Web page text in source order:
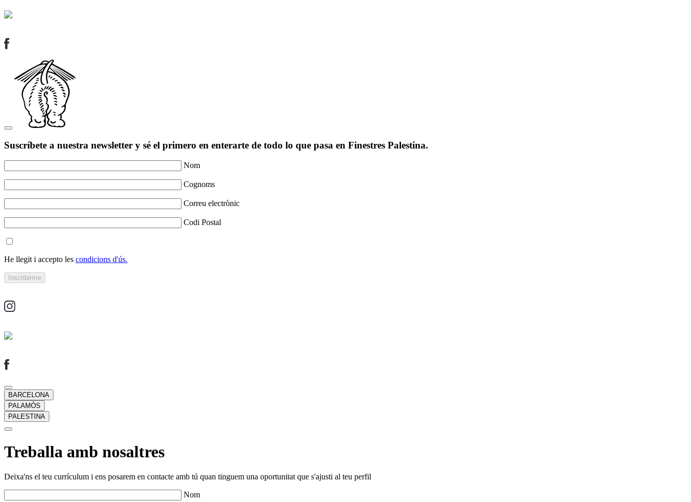
Suscríbete a nuestra newsletter y sé el primero en enterarte de todo lo que pasa en Finestres Palestina.
Nom
Cognoms
Correu electrònic
Codi Postal
He llegit i accepto les condicions d'ús.
BARCELONA
PALAMÓS
PALESTINA
Treballa amb nosaltres
Deixa'ns el teu currículum i ens posarem en contacte amb tú quan tinguem una oportunitat que s'ajusti al teu perfil
Nom